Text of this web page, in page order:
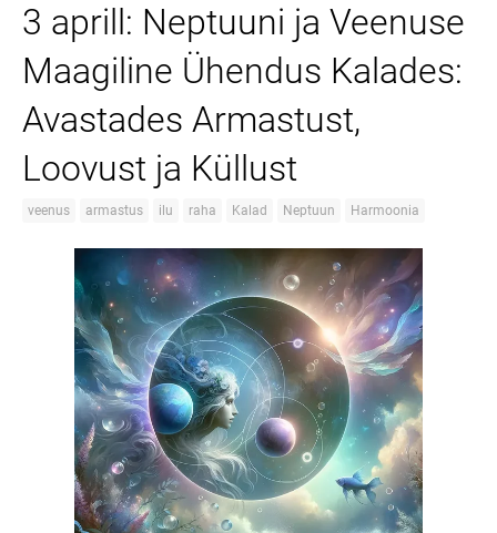
3 aprill: Neptuuni ja Veenuse
Maagiline Ühendus Kalades:
Avastades Armastust,
Loovust ja Küllust
veenus armastus ilu raha Kalad Neptuun Harmoonia